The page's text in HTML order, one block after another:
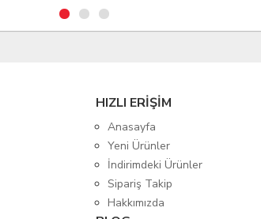
HIZLI ERİŞİM
Anasayfa
Yeni Ürünler
İndirimdeki Ürünler
Sipariş Takip
Hakkımızda